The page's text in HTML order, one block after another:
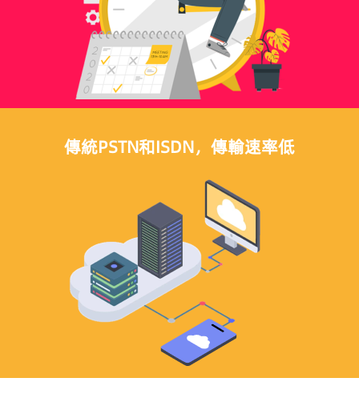
傳統PSTN和ISDN，傳輸速率低